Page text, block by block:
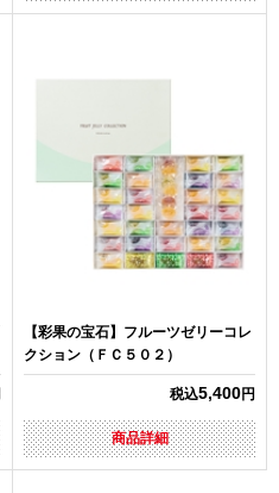
【彩果の宝石】フルーツゼリーコレ
クション（ＦＣ５０２）
税込5,400円
商品詳細